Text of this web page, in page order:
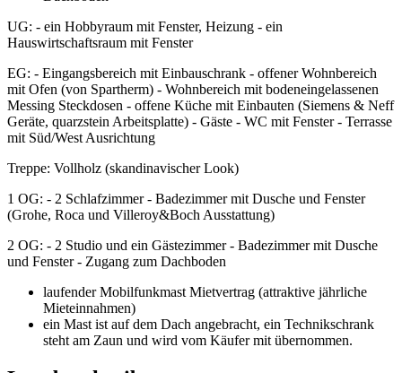
UG: - ein Hobbyraum mit Fenster, Heizung - ein
Hauswirtschaftsraum mit Fenster
EG: - Eingangsbereich mit Einbauschrank - offener Wohnbereich
mit Ofen (von Spartherm) - Wohnbereich mit bodeneingelassenen
Messing Steckdosen - offene Küche mit Einbauten (Siemens & Neff
Geräte, quarzstein Arbeitsplatte) - Gäste - WC mit Fenster - Terrasse
mit Süd/West Ausrichtung
Treppe: Vollholz (skandinavischer Look)
1 OG: - 2 Schlafzimmer - Badezimmer mit Dusche und Fenster
(Grohe, Roca und Villeroy&Boch Ausstattung)
2 OG: - 2 Studio und ein Gästezimmer - Badezimmer mit Dusche
und Fenster - Zugang zum Dachboden
laufender Mobilfunkmast Mietvertrag (attraktive jährliche
Mieteinnahmen)
ein Mast ist auf dem Dach angebracht, ein Technikschrank
steht am Zaun und wird vom Käufer mit übernommen.